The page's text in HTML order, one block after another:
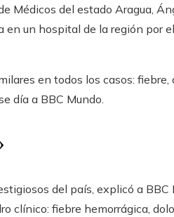
Médicos del estado Aragua,
un hospital de la región por
en todos los casos: fiebre,
día a BBC Mundo.
del país, explicó a BBC
clínico: fiebre hemorrágica,